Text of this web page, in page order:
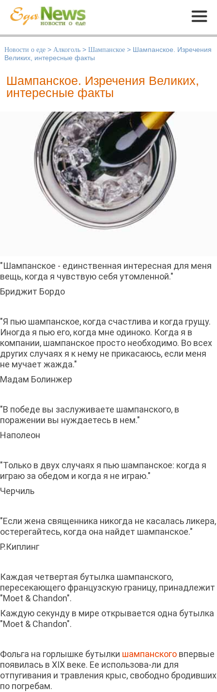
Меню
Новости о еде > Алкоголь > Шампанское > Шампанское. Изречения
Великих, интересные факты
Шампанское. Изречения Великих,
интересные факты
"Шампанское - единственная интересная для меня
вещь, когда я чувствую себя утомленной."
Бриджит Бордо
"Я пью шампанское, когда счастлива и когда грущу.
Иногда я пью его, когда мне одиноко. Когда я в
компании, шампанское просто необходимо. Во всех
других случаях я к нему не прикасаюсь, если меня
не мучает жажда."
Мадам Болинжер
"В победе вы заслуживаете шампанского, в
поражении вы нуждаетесь в нем."
Наполеон
"Только в двух случаях я пью шампанское: когда я
играю за обедом и когда я не играю."
Черчиль
"Если жена священника никогда не касалась ликера,
остерегайтесь, когда она найдет шампанское."
Р.Киплинг
Каждая четвертая бутылка шампанского,
пересекающего французскую границу, принадлежит
"Moet & Chandon".
Каждую секунду в мире открывается одна бутылка
"Moet & Сhandon".
Фольга на горлышке бутылки шампанского впервые
появилась в XIX веке. Ее использова-ли для
отпугивания и травления крыс, свободно бродивших
по погребам.